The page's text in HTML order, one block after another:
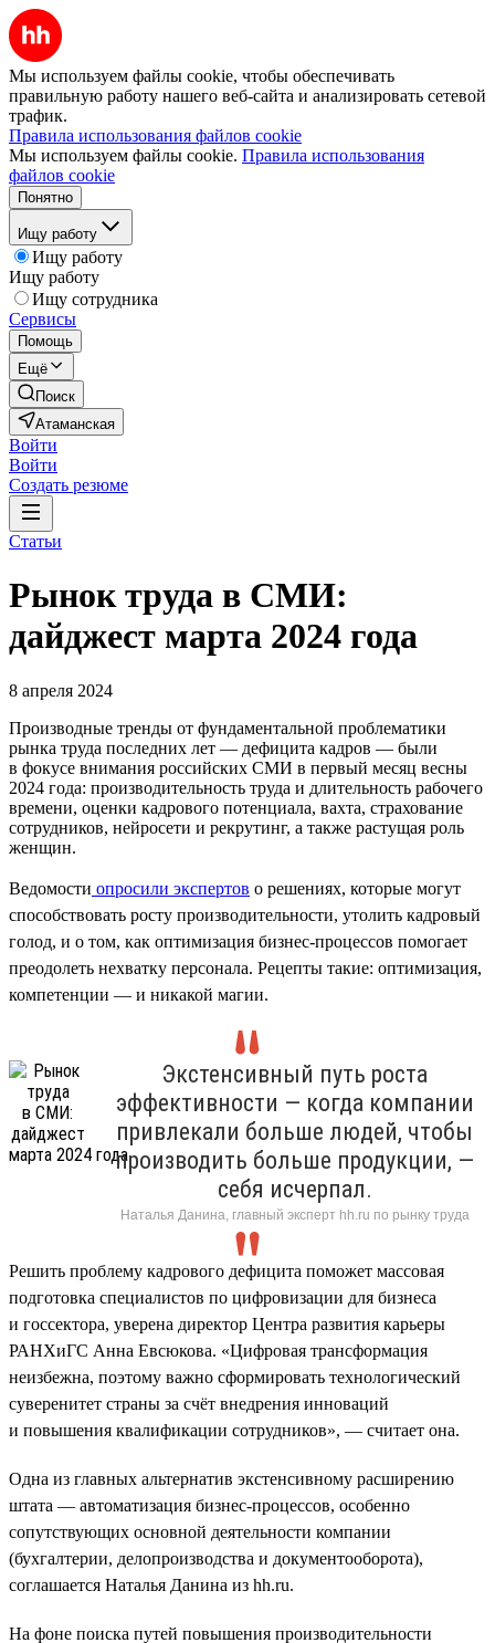
Мы используем файлы cookie, чтобы обеспечивать
правильную работу нашего веб-сайта и анализировать сетевой
трафик.
Правила использования файлов cookie
Мы используем файлы cookie. Правила использования
файлов cookie
Понятно
Ищу работу
Ищу работу
Ищу работу
Ищу сотрудника
Сервисы
Помощь
Ещё
Поиск
Атаманская
Войти
Войти
Создать резюме
Статьи
Рынок труда в СМИ:
дайджест марта 2024 года
8 апреля 2024
Производные тренды от фундаментальной проблематики
рынка труда последних лет — дефицита кадров — были
в фокусе внимания российских СМИ в первый месяц весны
2024 года: производительность труда и длительность рабочего
времени, оценки кадрового потенциала, вахта, страхование
сотрудников, нейросети и рекрутинг, а также растущая роль
женщин.
Ведомости опросили экспертов о решениях, которые могут
способствовать росту производительности, утолить кадровый
голод, и о том, как оптимизация бизнес-процессов помогает
преодолеть нехватку персонала. Рецепты такие: оптимизация,
компетенции — и никакой магии.
Экстенсивный путь роста
эффективности — когда компании
привлекали больше людей, чтобы
производить больше продукции, —
себя исчерпал.
Наталья Данина, главный эксперт hh.ru по рынку труда
Решить проблему кадрового дефицита поможет массовая
подготовка специалистов по цифровизации для бизнеса
и госсектора, уверена директор Центра развития карьеры
РАНХиГС Анна Евсюкова. «Цифровая трансформация
неизбежна, поэтому важно сформировать технологический
суверенитет страны за счёт внедрения инноваций
и повышения квалификации сотрудников», — считает она.
Одна из главных альтернатив экстенсивному расширению
штата — автоматизация бизнес-процессов, особенно
сопутствующих основной деятельности компании
(бухгалтерии, делопроизводства и документооборота),
соглашается Наталья Данина из hh.ru.
На фоне поиска путей повышения производительности